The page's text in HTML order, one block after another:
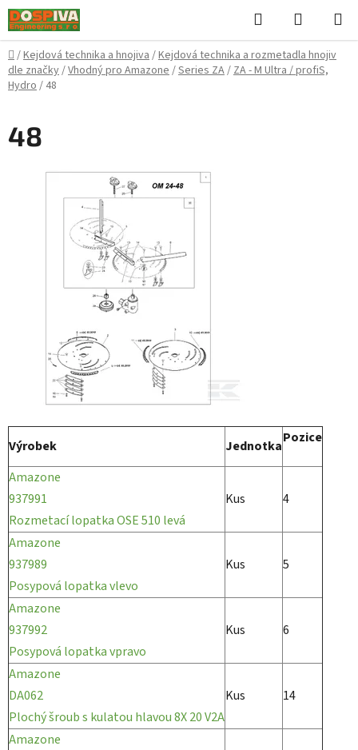
Přejít
na
obsah
Hledat
KOŠÍK
Domů
/Kejdová technika a hnojiva/Kejdová technika a rozmetadla hnojiv
dle značky/Vhodný pro Amazone/Series ZA/ZA - M Ultra / profiS,
Hydro/ 48
48
Výrobek JednotkaPozice
Amazone
937991
Rozmetací lopatka OSE 510 levá
Kus 4
Amazone
937989
Posypová lopatka vlevo
Kus 5
Amazone
937992
Posypová lopatka vpravo
Kus 6
Amazone
DA062
Plochý šroub s kulatou hlavou 8X 20 V2A
Kus 14
Amazone